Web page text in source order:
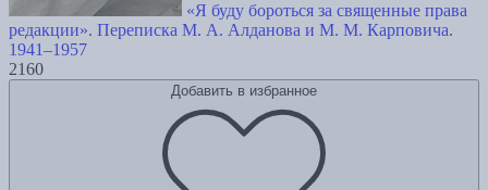
«Я буду бороться за священные права
редакции». Переписка М. А. Алданова и М. М. Карповича.
1941–1957
2160
Добавить в избранное